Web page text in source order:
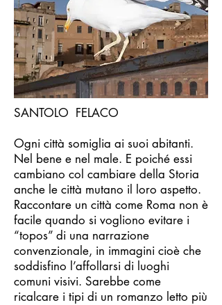
SANTOLO FELACO
Ogni città somiglia ai suoi abitanti.
Nel bene e nel male. E poiché essi
cambiano col cambiare della Storia
anche le città mutano il loro aspetto.
Raccontare un città come Roma non è
facile quando si vogliono evitare i
“topos” di una narrazione
convenzionale, in immagini cioè che
soddisfino l’affollarsi di luoghi
comuni visivi. Sarebbe come
ricalcare i tipi di un romanzo letto più